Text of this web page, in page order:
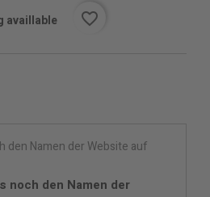
availlable favorite_border
noch den Namen der